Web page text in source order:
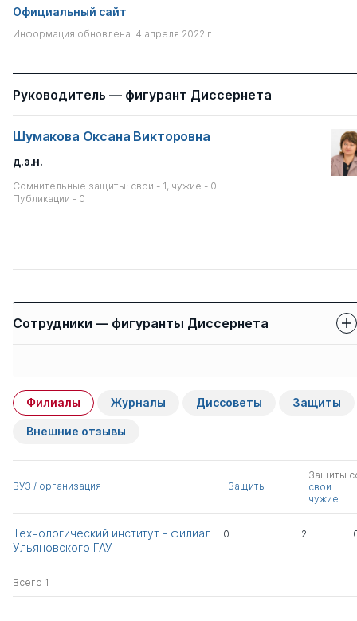
Официальный сайт
Информация обновлена: 4 апреля 2022 г.
Руководитель — фигурант Диссернета
Шумакова Оксана Викторовна
д.э.н.
Сомнительные защиты: свои - 1, чужие - 0
Публикации - 0
Сотрудники — фигуранты Диссернета
Стукач Виктор
Федорович
Петрович
Филиалы Журналы Диссоветы Защиты
Внешние отзывы
ВУЗ / организация Защиты
Защиты
свои
чужие
Технологический институт - филиал
Ульяновского ГАУ
0 2
Всего 1